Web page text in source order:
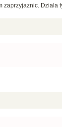
Dziala